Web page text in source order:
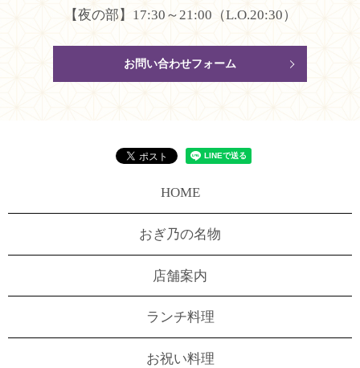
【夜の部】17:30～21:00（L.O.20:30）
お問い合わせフォーム
HOME
おぎ乃の名物
店舗案内
ランチ料理
お祝い料理